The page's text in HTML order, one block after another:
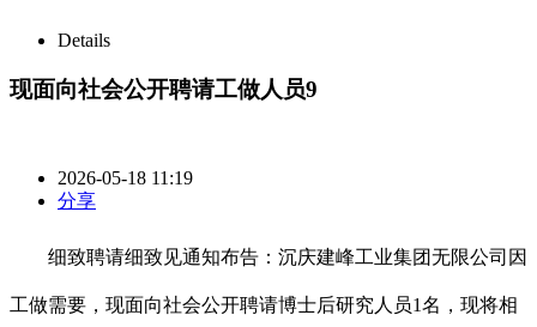
Details
现面向社会公开聘请工做人员9
2026-05-18 11:19
分享
细致聘请细致见通知布告：沉庆建峰工业集团无限公司因
工做需要，现面向社会公开聘请博士后研究人员1名，现将相